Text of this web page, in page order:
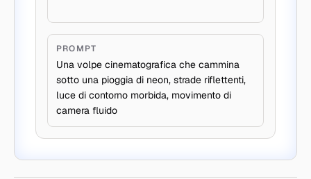
PROMPT
Una volpe cinematografica che cammina
sotto una pioggia di neon, strade riflettenti,
luce di contorno morbida, movimento di
camera fluido